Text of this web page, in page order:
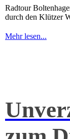
Radtour
durch den Klützer
Mehr lesen...